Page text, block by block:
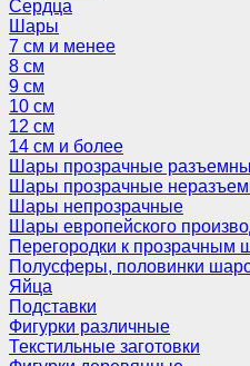
Сердца
Шары
7 см и менее
8 см
9 см
10 см
12 см
14 см и более
Шары прозрачные
Шары прозрачные
Шары непрозрачные
Шары европейского
Перегородки к прозрачным
Полусферы, половинки
Яйца
Подставки
Фигурки различные
Текстильные заготовки